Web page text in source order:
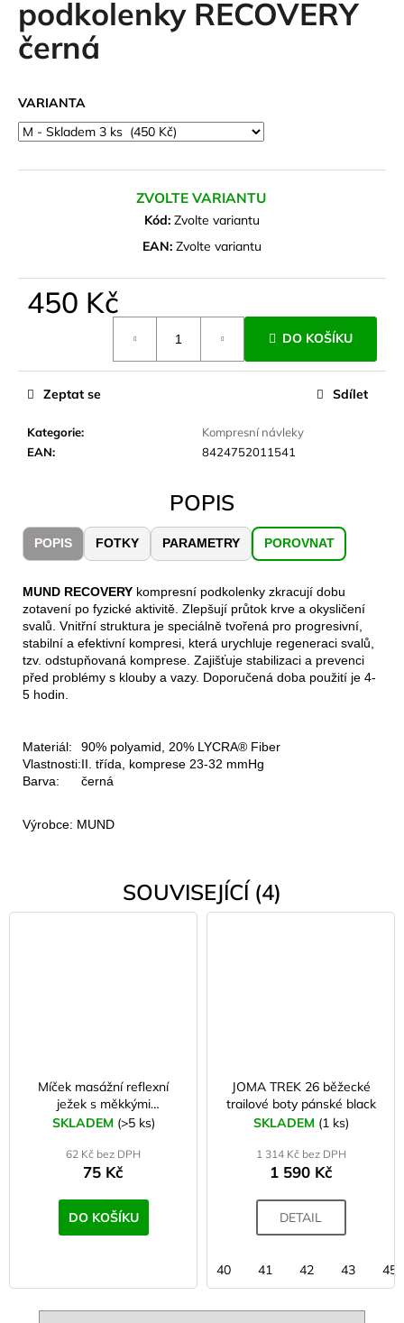
podkolenky RECOVERY
černá
VARIANTA
ZVOLTE VARIANTU
Kód: Zvolte variantu
EAN: Zvolte variantu
450 Kč
DO KOŠÍKU
Kategorie:
Kompresní návleky
EAN: 8424752011541
Zeptat se Sdílet
POPIS
POPIS FOTKY PARAMETRY POROVNAT
MUND RECOVERY kompresní podkolenky zkracují dobu
zotavení po fyzické aktivitě. Zlepšují průtok krve a okysličení
svalů. Vnitřní struktura je speciálně tvořená pro progresivní,
stabilní a efektivní kompresi, která urychluje regeneraci svalů,
tzv. odstupňovaná komprese. Zajišťuje stabilizaci a prevenci
před problémy s klouby a vazy. Doporučená doba použití je 4-
5 hodin.
Materiál:
90% polyamid, 20% LYCRA® Fiber
Vlastnosti:II. třída, komprese 23-32 mmHg
Barva:
černá
Výrobce: MUND
SOUVISEJÍCÍ (4)
Míček masážní reflexní
ježek s měkkými
bodlinkami 6 cm růžový
SKLADEM (>5 ks)
62 Kč bez DPH
75 Kč
DO KOŠÍKU
JOMA TREK 26 běžecké
trailové boty pánské black
SKLADEM (1 ks)
1 314 Kč bez DPH
1 590 Kč
DETAIL
40 41 42 43 45
a
j
t
?
HLEDAT
o
r
u
u
CARNOSPORT
100
ML
899
Kč